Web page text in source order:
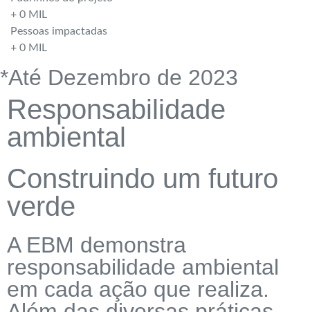
+ 0 MIL
Pessoas impactadas
+ 0 MIL
*Até Dezembro de 2023
Responsabilidade
ambiental
Construindo um futuro
verde
A EBM demonstra
responsabilidade ambiental
em cada ação que realiza.